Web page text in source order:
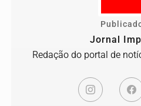
Jornal
Redação do portal de